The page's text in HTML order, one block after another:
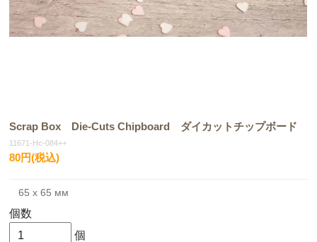
Scrap Box Die-Cuts Chipboard ダイカットチップボード
11671-Hc-084++
80円(税込)
65 x 65 мм
個数
個